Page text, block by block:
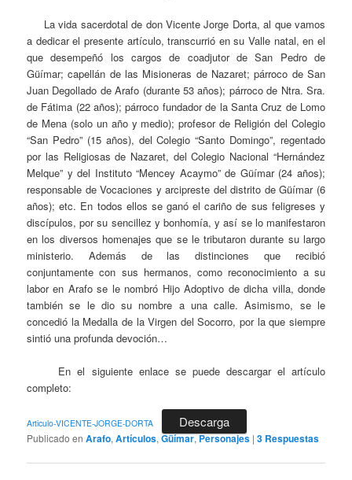
La vida sacerdotal de don Vicente Jorge Dorta, al que vamos
a dedicar el presente artículo, transcurrió en su Valle natal, en el
que desempeñó los cargos de coadjutor de San Pedro de
Güímar; capellán de las Misioneras de Nazaret; párroco de San
Juan Degollado de Arafo (durante 53 años); párroco de Ntra. Sra.
de Fátima (22 años); párroco fundador de la Santa Cruz de Lomo
de Mena (solo un año y medio); profesor de Religión del Colegio
“San Pedro” (15 años), del Colegio “Santo Domingo”, regentado
por las Religiosas de Nazaret, del Colegio Nacional “Hernández
Melque” y del Instituto “Mencey Acaymo” de Güímar (24 años);
responsable de Vocaciones y arcipreste del distrito de Güímar (6
años); etc. En todos ellos se ganó el cariño de sus feligreses y
discípulos, por su sencillez y bonhomía, y así se lo manifestaron
en los diversos homenajes que se le tributaron durante su largo
ministerio. Además de las distinciones que recibió
conjuntamente con sus hermanos, como reconocimiento a su
labor en Arafo se le nombró Hijo Adoptivo de dicha villa, donde
también se le dio su nombre a una calle. Asimismo, se le
concedió la Medalla de la Virgen del Socorro, por la que siempre
sintió una profunda devoción…
En el siguiente enlace se puede descargar el artículo
completo:
Articulo-VICENTE-JORGE-DORTA Descarga
Publicado en Arafo,Artículos,Güímar,Personajes |3 Respuestas